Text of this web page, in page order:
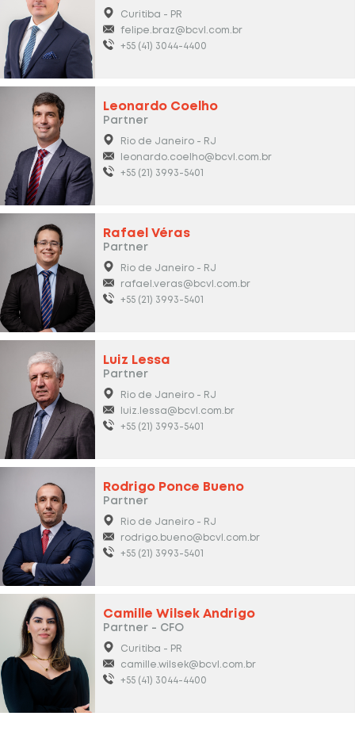
Curitiba - PR
felipe.braz@bcvl.com.br
+55 (41) 3044-4400
Leonardo Coelho
Partner
Rio de Janeiro - RJ
leonardo.coelho@bcvl.com.br
+55 (21) 3993-5401
Rafael Véras
Partner
Rio de Janeiro - RJ
rafael.veras@bcvl.com.br
+55 (21) 3993-5401
Luiz Lessa
Partner
Rio de Janeiro - RJ
luiz.lessa@bcvl.com.br
+55 (21) 3993-5401
Rodrigo Ponce Bueno
Partner
Rio de Janeiro - RJ
rodrigo.bueno@bcvl.com.br
+55 (21) 3993-5401
Camille Wilsek Andrigo
Partner - CFO
Curitiba - PR
camille.wilsek@bcvl.com.br
+55 (41) 3044-4400